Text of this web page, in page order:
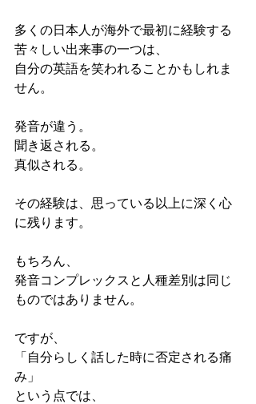
多くの日本人が海外で最初に経験する
苦々しい出来事の一つは、
自分の英語を笑われることかもしれま
せん。
発音が違う。
聞き返される。
真似される。
その経験は、思っている以上に深く心
に残ります。
もちろん、
発音コンプレックスと人種差別は同じ
ものではありません。
ですが、
「自分らしく話した時に否定される痛
み」
という点では、